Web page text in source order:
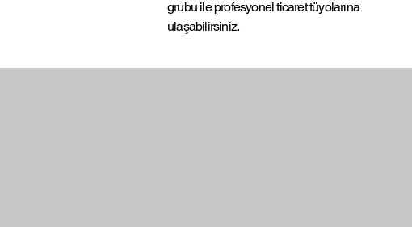
grubu ile profesyonel ticaret tüyolarına
ulaşabilirsiniz.